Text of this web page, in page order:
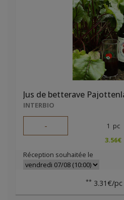
Jus de betterave
INTERBIO
- 1 pc
3.56€
Réception souhaitée le
** 3.31€/